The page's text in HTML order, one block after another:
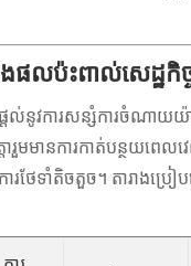
ងផលប៉ះពាល់សេដ្ឋកិច្
តល់នូវការសន្សំការចំណាយ
រួមមានការកាត់បន្ថយពេល
ារថែទាំតិចតួច។ តារាងប្រៀ